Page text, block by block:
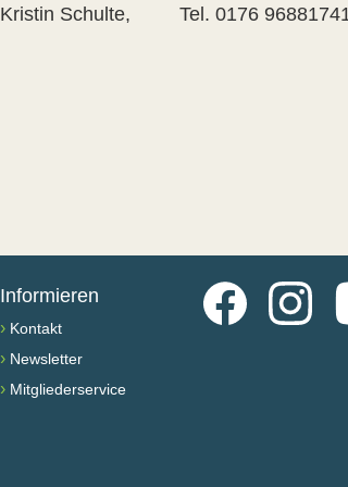
Kristin Schulte, Tel. 0176
Informieren
› Kontakt
› Newsletter
› Mitgliederservice
FacebookInstagram